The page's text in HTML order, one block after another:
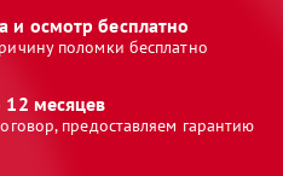
и осмотр бесплатно
поломки бесплатно
12 месяцев
предоставляем гарантию